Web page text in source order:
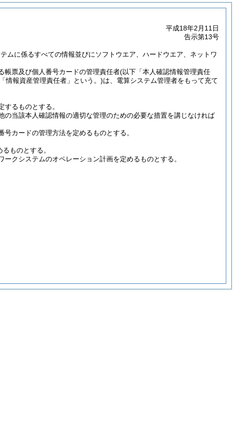
平成18年2月11日
告示第13号
ムに係るすべての情報並びにソフトウエア、ハードウエア、ネットワ
帳票及び個人番号カードの管理責任者(以下「本人確認情報管理責任
情報資産管理責任者」という。)は、電算システム管理者をもって充て
るものとする。
当該本人確認情報の適切な管理のための必要な措置を講じなければ
カードの管理方法を定めるものとする。
るものとする。
クシステムのオペレーション計画を定めるものとする。